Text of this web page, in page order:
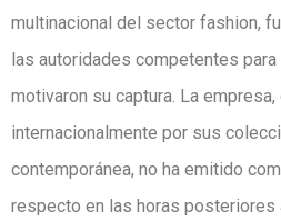
multinacional del sector fashion,
las autoridades competentes
motivaron su captura. La empresa,
internacionalmente por sus
contemporánea, no ha emitido
respecto en las horas posteriores